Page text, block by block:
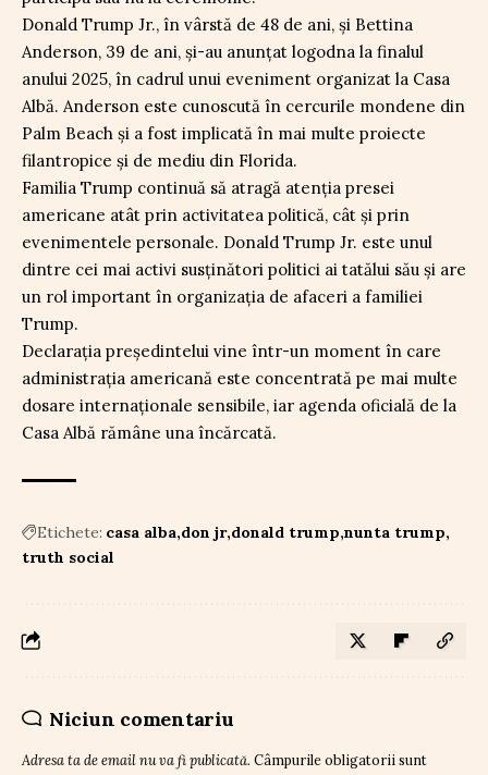
Donald Trump Jr., în vârstă de 48 de ani, și Bettina
Anderson, 39 de ani, și-au anunțat logodna la finalul
anului 2025, în cadrul unui eveniment organizat la Casa
Albă. Anderson este cunoscută în cercurile mondene din
Palm Beach și a fost implicată în mai multe proiecte
filantropice și de mediu din Florida.
Familia Trump continuă să atragă atenția presei
americane atât prin activitatea politică, cât și prin
evenimentele personale. Donald Trump Jr. este unul
dintre cei mai activi susținători politici ai tatălui său și are
un rol important în organizația de afaceri a familiei
Trump.
Declarația președintelui vine într-un moment în care
administrația americană este concentrată pe mai multe
dosare internaționale sensibile, iar agenda oficială de la
Casa Albă rămâne una încărcată.
Etichete: casa alba don jr donald trump nunta trump
truth social
Niciun comentariu
Adresa ta de email nu va fi publicată. Câmpurile obligatorii sunt